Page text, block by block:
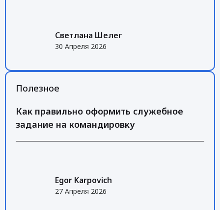
Светлана Шелег
30 Апреля 2026
Полезное
Как правильно оформить служебное
задание на командировку
Egor Karpovich
27 Апреля 2026